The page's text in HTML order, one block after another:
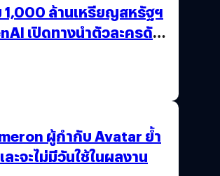
1,000 ล้านเหรียญสหรัฐฯ
เปิดทางนำตัวละครดัง
ผู้กำกับ Avatar ย้ำ
ะจะไม่มีวันใช้ในผลงาน